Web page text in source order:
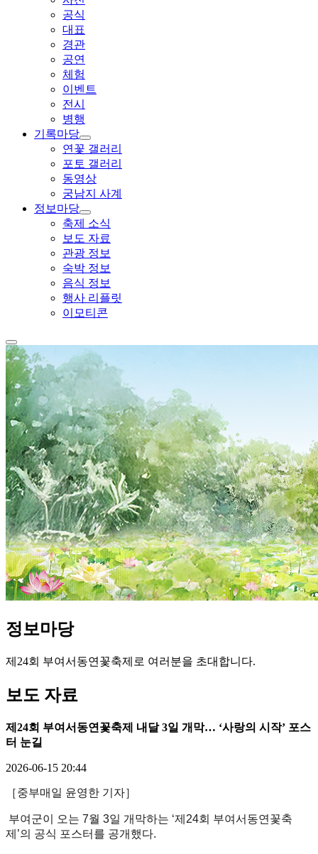
공식
대표
경관
공연
체험
이벤트
전시
병행
기록마당
연꽃 갤러리
포토 갤러리
동영상
궁남지 사계
정보마당
축제 소식
보도 자료
관광 정보
숙박 정보
음식 정보
행사 리플릿
이모티콘
정보마당
제24회 부여서동연꽃축제로 여러분을 초대합니다.
보도 자료
제24회 부여서동연꽃축제 내달 3일 개막… ‘사랑의 시작’ 포스
터 눈길
2026-06-15 20:44
［중부매일 윤영한 기자］
부여군이 오는 7월 3일 개막하는 ‘제24회 부여서동연꽃축
제’의 공식 포스터를 공개했다.